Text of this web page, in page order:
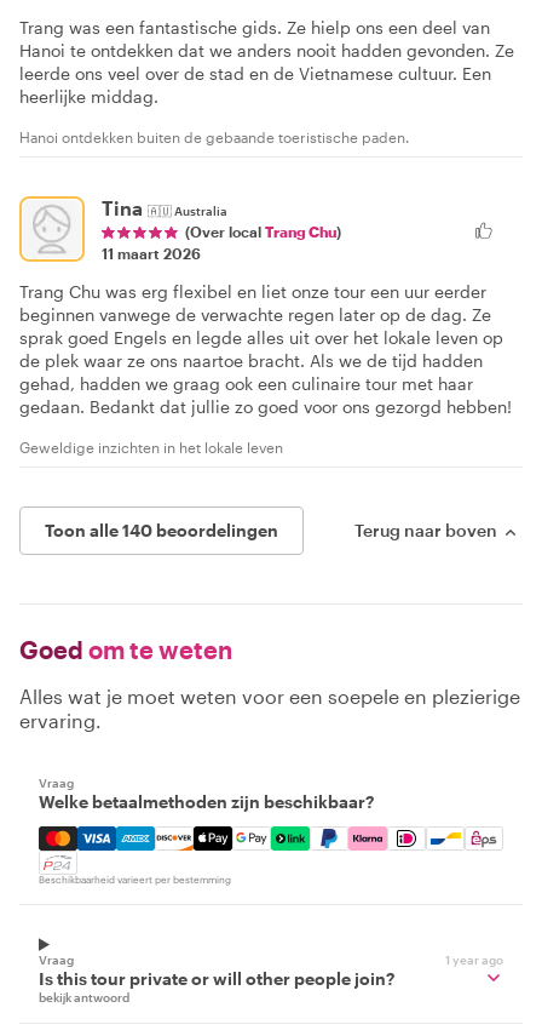
Trang was een fantastische gids. Ze hielp ons een deel van
Hanoi te ontdekken dat we anders nooit hadden gevonden. Ze
leerde ons veel over de stad en de Vietnamese cultuur. Een
heerlijke middag.
Hanoi ontdekken buiten de gebaande toeristische paden.
Tina 🇦🇺Australia
(Over local Trang Chu)
11 maart 2026
Trang Chu was erg flexibel en liet onze tour een uur eerder
beginnen vanwege de verwachte regen later op de dag. Ze
sprak goed Engels en legde alles uit over het lokale leven op
de plek waar ze ons naartoe bracht. Als we de tijd hadden
gehad, hadden we graag ook een culinaire tour met haar
gedaan. Bedankt dat jullie zo goed voor ons gezorgd hebben!
Geweldige inzichten in het lokale leven
Toon alle 140 beoordelingen Terug naar boven
Goed om te weten
Alles wat je moet weten voor een soepele en plezierige
ervaring.
Vraag
Welke betaalmethoden zijn beschikbaar?
Mastercard, Visa, Amex, Discover, Apple Pay, Google
Beschikbaarheid varieert per bestemming
Vraag 1 year ago
Is this tour private or will other people join?
bekijk antwoord